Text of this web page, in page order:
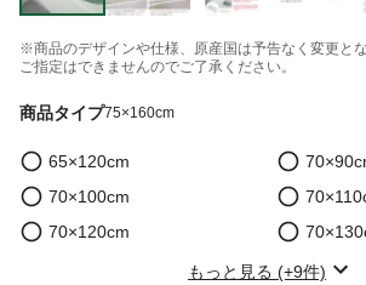
※商品のデザインや仕様、原産国は予告なく変更と
ご指定はできませんのでご了承ください。
商品タイプ75×160cm
65×120cm
70×100cm
70×120cm
もっと見る (+9件)